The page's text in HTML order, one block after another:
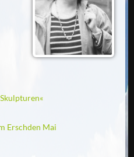
Erschden Mai